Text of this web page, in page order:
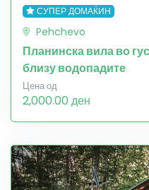
СУПЕР ДОМАЌИН
Pehchevo
Планинска вила во
близу водопадите
Цена од
2,000.00 ден